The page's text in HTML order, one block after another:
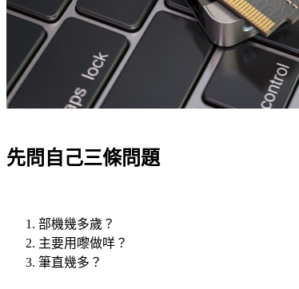
先問自己三條問題
部機幾多歲？
主要用嚟做咩？
筆直幾多？